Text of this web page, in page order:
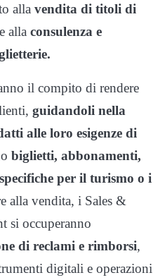
alla vendita di titoli di
alla consulenza e
il compito di rendere
guidandoli nella
alle loro esigenze di
biglietti, abbonamenti,
per il turismo o i
alla vendita, i Sales &
si occuperanno
di reclami e rimborsi,
digitali e operazioni